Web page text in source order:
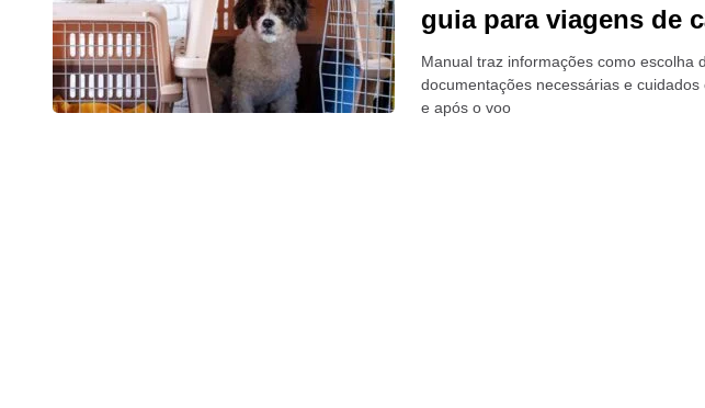
guia para viagens de
Manual traz informações como escolha
documentações necessárias e
e após o voo